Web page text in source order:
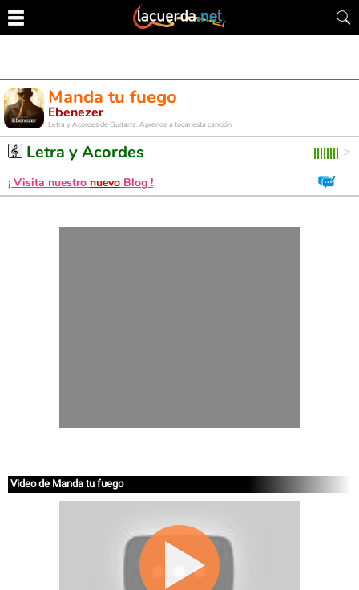
Manda tu fuego
Ebenezer
Letra y Acordes de Guitarra. Aprende a tocar esta canción
Letra y Acordes
¡ Visita nuestro nuevo Blog !
Video de Manda tu fuego